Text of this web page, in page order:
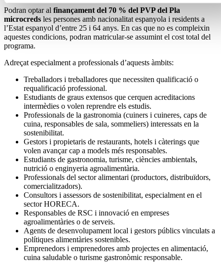
Podran optar al finançament del 70 % del PVP del Pla
microcreds les persones amb nacionalitat espanyola i residents a
l’Estat espanyol d’entre 25 i 64 anys. En cas que no es compleixin
aquestes condicions, podran matricular-se assumint el cost total del
programa.
Adreçat especialment a professionals d’aquests àmbits:
Treballadors i treballadores que necessiten qualificació o
requalificació professional.
Estudiants de graus extensos que cerquen acreditacions
intermèdies o volen reprendre els estudis.
Professionals de la gastronomia (cuiners i cuineres, caps de
cuina, responsables de sala, sommeliers) interessats en la
sostenibilitat.
Gestors i propietaris de restaurants, hotels i càterings que
volen avançar cap a models més responsables.
Estudiants de gastronomia, turisme, ciències ambientals,
nutrició o enginyeria agroalimentària.
Professionals del sector alimentari (productors, distribuïdors,
comercialitzadors).
Consultors i assessors de sostenibilitat, especialment en el
sector HORECA.
Responsables de RSC i innovació en empreses
agroalimentàries o de serveis.
Agents de desenvolupament local i gestors públics vinculats a
polítiques alimentàries sostenibles.
Emprenedors i emprenedores amb projectes en alimentació,
cuina saludable o turisme gastronòmic responsable.